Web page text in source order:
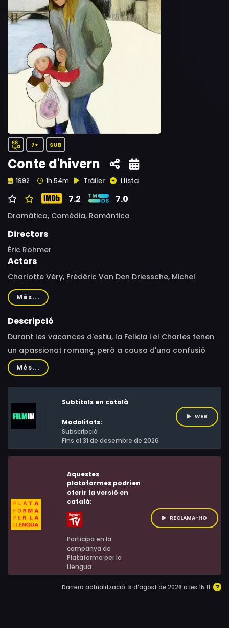
7+ SUB
Conte d'hivern
1992 1h 54m Tràiler Llista
7.2 7.0
Dramàtica, Comèdia, Romàntica
Directors
Éric Rohmer
Actors
Charlotte Véry, Frédéric Van Den Driessche, Michel
Voletti, Hervé Furic, Frédéric van den Driessche, Ava
Loraschi, Christiane Desbois, Rosette, Jean-Luc Revol,
Haydée Caillot, Jean-Claude Biette, Marie Rivière,
Lepvrier, Edwige Navarro, François Rauscher, Daniel
Tarrare, Éric Wapler, Gaston Richard, Maria Coin
Més...
Descripció
Durant les vacances d'estiu, la Felicia i el Charles tenen
un apassionat romanç, però a causa d'una confusió
d'adreces perden el contacte. Cinc anys després, per
Nadal, la Felicia s'ha traslladat a París amb la seva
mare i amb la seva filla nascuda nou mesos després
d'aquell estiu.
Més...
Subtítols en català
Modalitats:
Subscripció
Fins el 31 de desembre de 2026
WEB
Aquestes
plataformes podrien
oferir la versió en
català:
Participa en la
campanya de
Plataforma per la
Llengua.
RECLAMA-HO
Darrera actualització: 5 d'agost de 2026 a les 15:11